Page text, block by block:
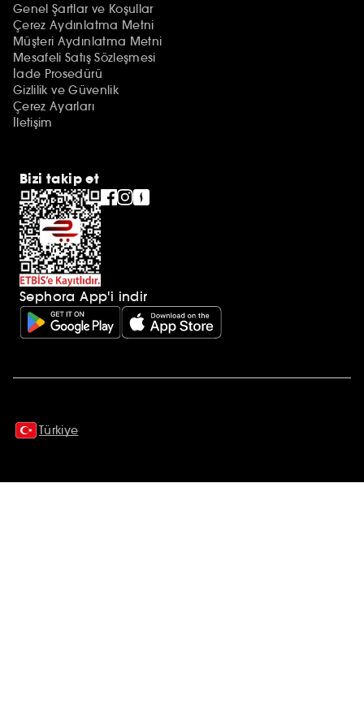
Genel Şartlar ve Koşullar
Çerez Aydınlatma Metni
Müşteri Aydınlatma Metni
Mesafeli Satış Sözleşmesi
İade Prosedürü
Gizlilik ve Güvenlik
Çerez Ayarları
İletişim
Bizi takip et
Sephora App'i indir
Türkiye